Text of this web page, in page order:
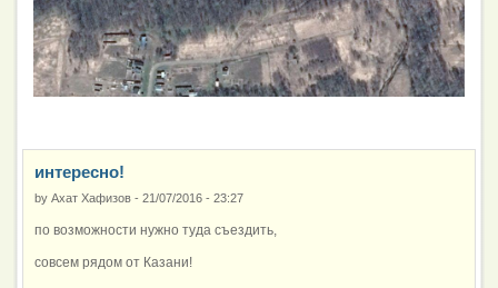
интересно!
by Ахат Хафизов - 21/07/2016 - 23:27
по возможности нужно туда съездить,
совсем рядом от Казани!